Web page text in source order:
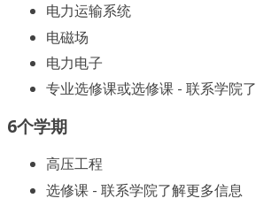
电力运输系统
电磁场
电力电子
专业选修课或选修课 - 联系学院
6个学期
高压工程
选修课 - 联系学院了解更多信息